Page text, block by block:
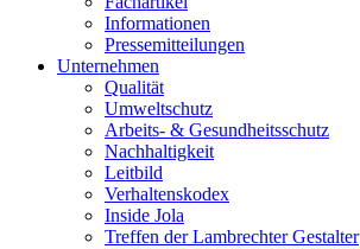
Informationen
Pressemitteilungen
Unternehmen
Qualität
Umweltschutz
Arbeits- & Gesundheitsschutz
Nachhaltigkeit
Leitbild
Verhaltenskodex
Inside Jola
Treffen der Lambrechter Gestalter